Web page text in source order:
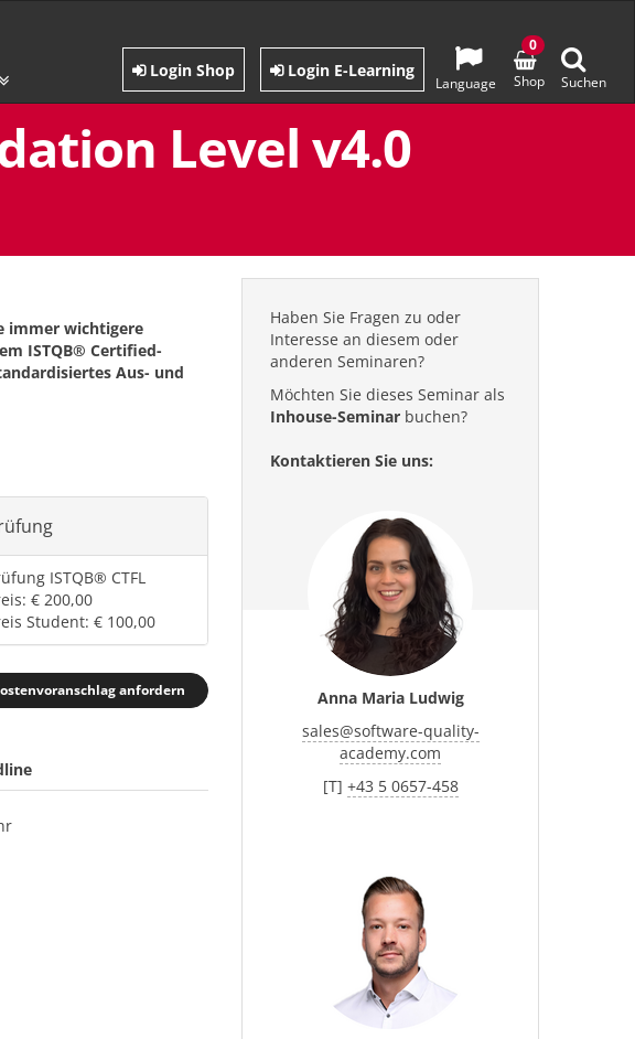
Language
Login Shop Login E-Learning
Shop
0
Suchen
Level v4.0
immer wichtigere
ISTQB® Certified-
Aus- und
ISTQB® CTFL
€ 200,00
Student: € 100,00
anfordern
Haben Sie Fragen zu oder
Interesse an diesem oder
anderen Seminaren?
Möchten Sie dieses Seminar als
Inhouse-Seminar buchen?
Kontaktieren Sie uns:
Anna Maria Ludwig
sales@software-quality-
academy.com
[T] +43 5 0657-458